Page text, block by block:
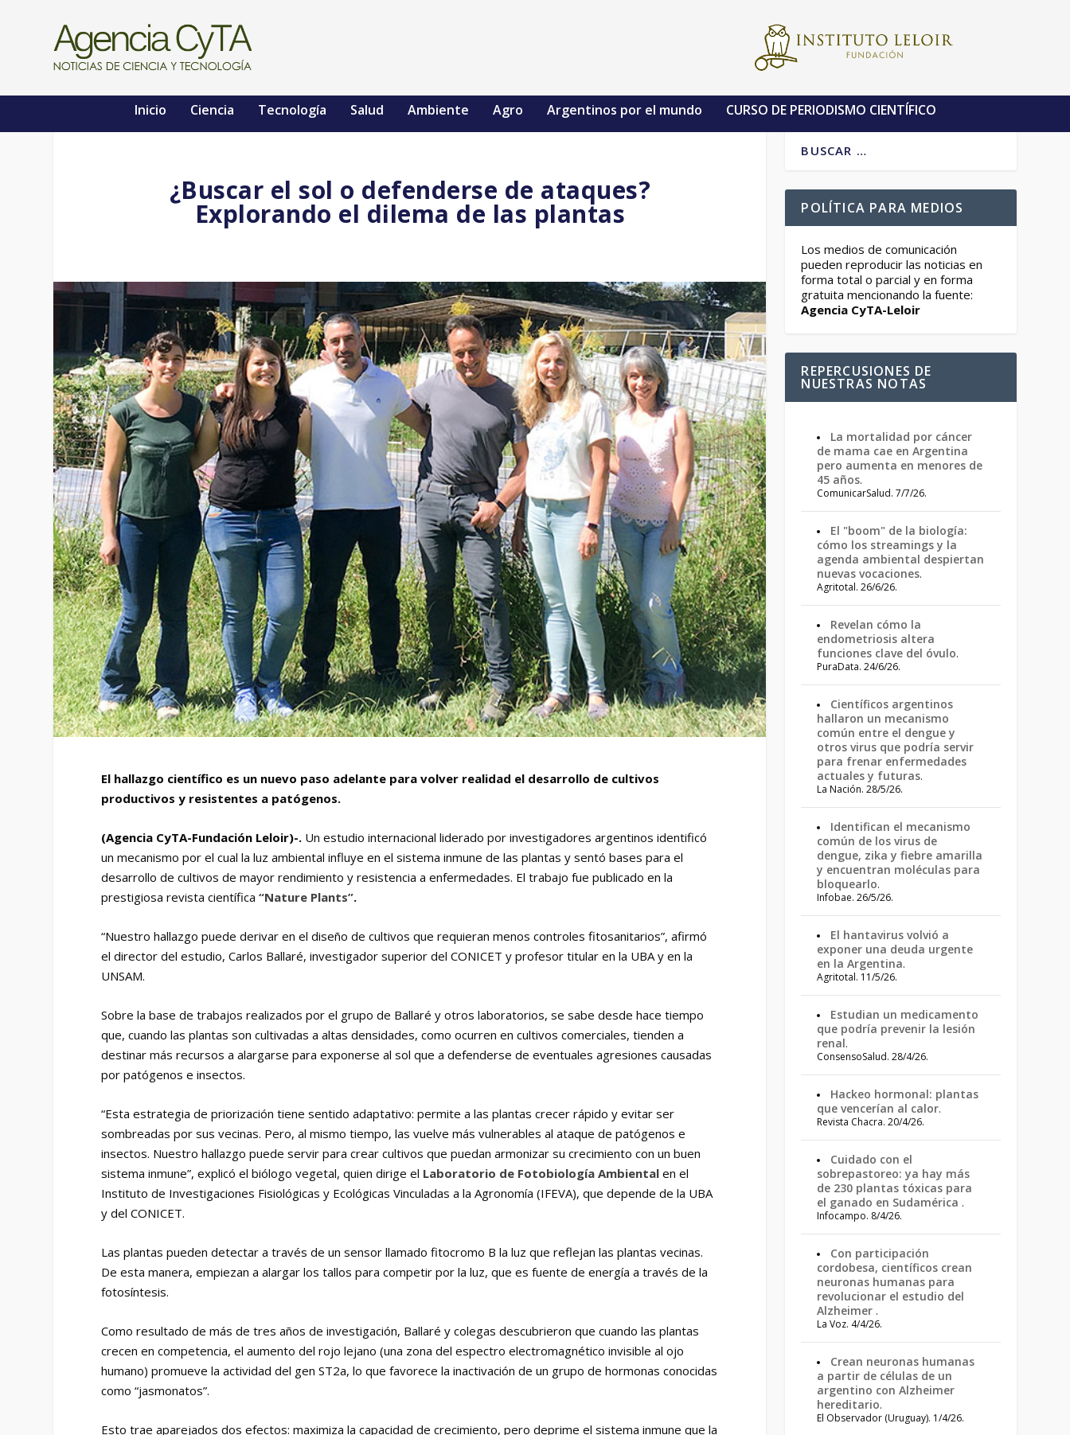
Inicio Ciencia Tecnología Salud Ambiente Agro Argentinos por el mundo CURSO DE PERIODISMO CIENTÍFICO
¿Buscar el sol o defenderse de ataques?
Explorando el dilema de las plantas
El hallazgo científico es un nuevo paso adelante para volver realidad el desarrollo de cultivos
productivos y resistentes a patógenos.
(Agencia CyTA-Fundación Leloir)-. Un estudio internacional liderado por investigadores argentinos identificó
un mecanismo por el cual la luz ambiental influye en el sistema inmune de las plantas y sentó bases para el
desarrollo de cultivos de mayor rendimiento y resistencia a enfermedades. El trabajo fue publicado en la
prestigiosa revista científica“Nature Plants”.
“Nuestro hallazgo puede derivar en el diseño de cultivos que requieran menos controles fitosanitarios”, afirmó
el director del estudio, Carlos Ballaré, investigador superior del CONICET y profesor titular en la UBA y en la
UNSAM.
Sobre la base de trabajos realizados por el grupo de Ballaré y otros laboratorios, se sabe desde hace tiempo
que, cuando las plantas son cultivadas a altas densidades, como ocurren en cultivos comerciales, tienden a
destinar más recursos a alargarse para exponerse al sol que a defenderse de eventuales agresiones causadas
por patógenos e insectos.
“Esta estrategia de priorización tiene sentido adaptativo: permite a las plantas crecer rápido y evitar ser
sombreadas por sus vecinas. Pero, al mismo tiempo, las vuelve más vulnerables al ataque de patógenos e
insectos. Nuestro hallazgo puede servir para crear cultivos que puedan armonizar su crecimiento con un buen
sistema inmune”, explicó el biólogo vegetal, quien dirige el Laboratorio de Fotobiología Ambiental en el
Instituto de Investigaciones Fisiológicas y Ecológicas Vinculadas a la Agronomía (IFEVA), que depende de la UBA
y del CONICET.
Las plantas pueden detectar a través de un sensor llamado fitocromo B la luz que reflejan las plantas vecinas.
De esta manera, empiezan a alargar los tallos para competir por la luz, que es fuente de energía a través de la
fotosíntesis.
Como resultado de más de tres años de investigación, Ballaré y colegas descubrieron que cuando las plantas
crecen en competencia, el aumento del rojo lejano (una zona del espectro electromagnético invisible al ojo
humano) promueve la actividad del gen ST2a, lo que favorece la inactivación de un grupo de hormonas conocidas
como “jasmonatos”.
Esto trae aparejados dos efectos: maximiza la capacidad de crecimiento, pero deprime el sistema inmune que la
POLÍTICA PARA MEDIOS
Los medios de comunicación
pueden reproducir las noticias en
forma total o parcial y en forma
gratuita mencionando la fuente:
Agencia CyTA-Leloir
REPERCUSIONES DE
NUESTRAS NOTAS
La mortalidad por cáncer
de mama cae en Argentina
pero aumenta en menores de
45 años.
ComunicarSalud. 7/7/26.
El "boom" de la biología:
cómo los streamings y la
agenda ambiental despiertan
nuevas vocaciones.
Agritotal. 26/6/26.
Revelan cómo la
endometriosis altera
funciones clave del óvulo.
PuraData. 24/6/26.
Científicos argentinos
hallaron un mecanismo
común entre el dengue y
otros virus que podría servir
para frenar enfermedades
actuales y futuras.
La Nación. 28/5/26.
Identifican el mecanismo
común de los virus de
dengue, zika y fiebre amarilla
y encuentran moléculas para
bloquearlo.
Infobae. 26/5/26.
El hantavirus volvió a
exponer una deuda urgente
en la Argentina.
Agritotal. 11/5/26.
Estudian un medicamento
que podría prevenir la lesión
renal.
ConsensoSalud. 28/4/26.
Hackeo hormonal: plantas
que vencerían al calor.
Revista Chacra. 20/4/26.
Cuidado con el
sobrepastoreo: ya hay más
de 230 plantas tóxicas para
el ganado en Sudamérica .
Infocampo. 8/4/26.
Con participación
cordobesa, científicos crean
neuronas humanas para
revolucionar el estudio del
Alzheimer .
La Voz. 4/4/26.
Crean neuronas humanas
a partir de células de un
argentino con Alzheimer
hereditario.
El Observador (Uruguay). 1/4/26.